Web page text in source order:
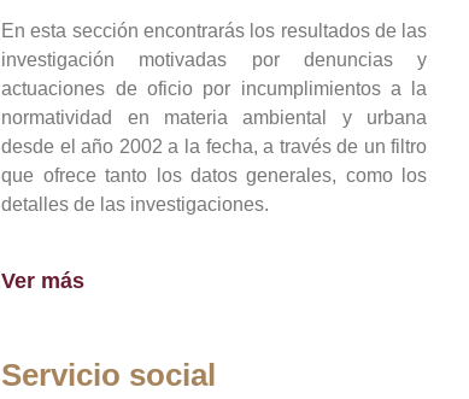
En esta sección encontrarás los resultados de las
investigación motivadas por denuncias y
actuaciones de oficio por incumplimientos a la
normatividad en materia ambiental y urbana
desde el año 2002 a la fecha, a través de un filtro
que ofrece tanto los datos generales, como los
detalles de las investigaciones.
Ver más
Servicio social